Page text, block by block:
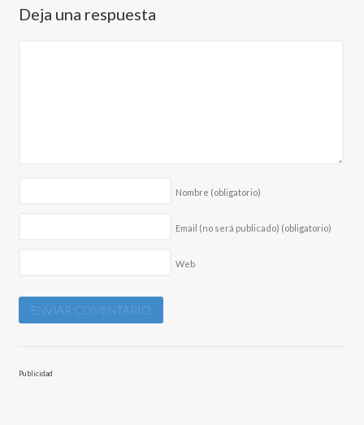
Deja una respuesta
Nombre (obligatorio)
Email (no será publicado) (obligatorio)
Web
Publicidad